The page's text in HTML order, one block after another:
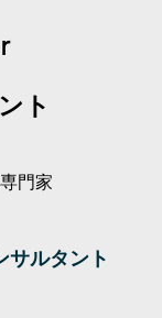
ト
門家
サルタント